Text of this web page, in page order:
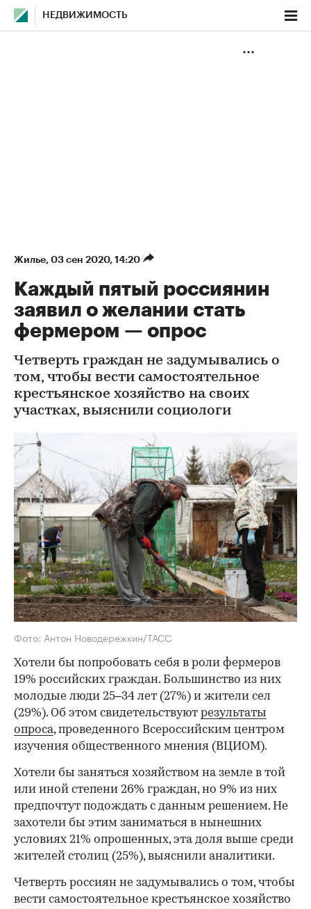
НЕДВИЖИМОСТЬ
Жилье⁠, 03 сен 2020, 14:20
Каждый пятый россиянин
заявил о желании стать
фермером — опрос
Четверть граждан не задумывались о
том, чтобы вести самостоятельное
крестьянское хозяйство на своих
участках, выяснили социологи
Фото: Антон Новодережкин/ТАСС
Хотели бы попробовать себя в роли фермеров
19% российских граждан. Большинство из них
молодые люди 25–34 лет (27%) и жители сел
(29%). Об этом свидетельствуют результаты
опроса, проведенного Всероссийским центром
изучения общественного мнения (ВЦИОМ).
Хотели бы заняться хозяйством на земле в той
или иной степени 26% граждан, но 9% из них
предпочтут подождать с данным решением. Не
захотели бы этим заниматься в нынешних
условиях 21% опрошенных, эта доля выше среди
жителей столиц (25%), выяснили аналитики.
Четверть россиян не задумывались о том, чтобы
вести самостоятельное крестьянское хозяйство